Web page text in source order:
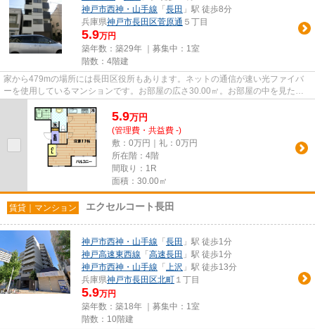
神戸市西神・山手線 「 長田 」駅 徒歩8分
兵庫県神戸市長田区菅原通 ５丁目
5.9万円
築年数：築29年 ｜募集中： 1室
階数：4階建
家から479mの場所には長田区役所もあります。ネットの通信が速い光ファイバ
ーを使用しているマンションです。お部屋の広さ30.00㎡。お部屋の中を見たい
5.9万円
(管理費・共益費 -)
敷：0万円｜礼：0万円
所在階：4階
間取り：1R
面積：30.00㎡
賃貸｜マンション エクセルコート長田
神戸市西神・山手線 「 長田 」駅 徒歩1分
神戸高速東西線 「 高速長田 」駅 徒歩1分
神戸市西神・山手線 「 上沢 」駅 徒歩13分
兵庫県神戸市長田区北町 １丁目
5.9万円
築年数：築18年 ｜募集中： 1室
階数：10階建